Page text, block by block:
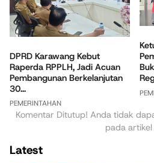
DPRD Karawang Kebut
Raperda RPPLH, Jadi Acuan
Pembangunan Berkelanjutan
30...
PEMERINTAHAN
Komentar Ditutup! Anda tidak
pada artikel
Latest